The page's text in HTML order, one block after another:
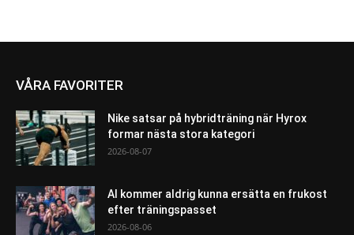
VÅRA FAVORITER
Nike satsar på hybridträning när Hyrox
formar nästa stora kategori
2026-08-07
AI kommer aldrig kunna ersätta en frukost
efter träningspasset
2026-08-06